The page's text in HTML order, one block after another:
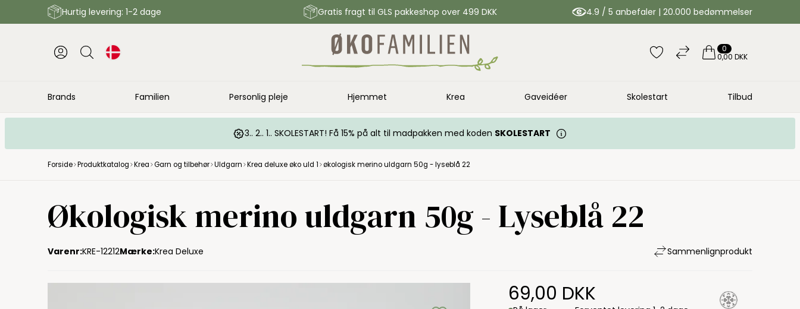
Hurtig levering: 1-2 dage Gratis fragt til GLS pakkeshop over 499 DKK 4.9 / 5 anbefaler | 20.000 bedømmelser
0
0,00 DKK
Brands Familien Personlig pleje Hjemmet Krea Gaveidéer Skolestart Tilbud
3.. 2.. 1.. SKOLESTART! Få 15% på alt til madpakken med koden SKOLESTART
Forside Produktkatalog Krea Garn og tilbehør Uldgarn Krea deluxe øko uld 1 økologisk merino uldgarn 50g - lyseblå 22
Økologisk merino uldgarn 50g - Lyseblå 22
Varenr:KRE-12212Mærke:Krea Deluxe Sammenlignprodukt
69,00 DKK